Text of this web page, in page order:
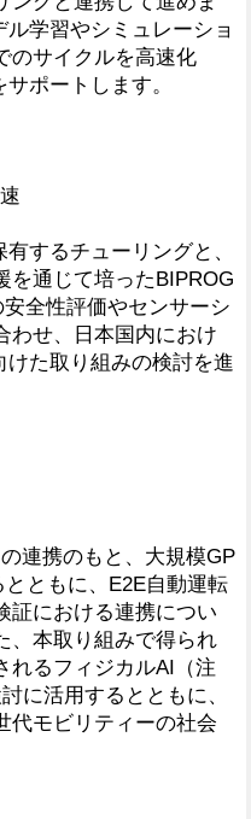
学習やシミュレーショ
のサイクルを高速化
ポートします。
するチューリングと、
を通じて培ったBIPROG
全性評価やセンサーシ
わせ、日本国内におけ
けた取り組みの検討を進
連携のもと、大規模GP
ともに、E2E自動運転
証における連携につい
、本取り組みで得られ
れるフィジカルAI（注
に活用するとともに、
代モビリティーの社会